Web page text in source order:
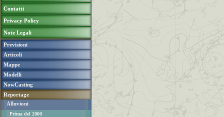
Contatti
Privacy Policy
Note Legali
Previsioni
Articoli
Mappe
Modelli
NowCasting
Reportage
Alluvioni
Prima del 2000